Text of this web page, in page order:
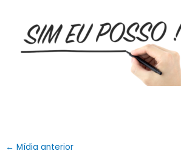
← Mídia anterior